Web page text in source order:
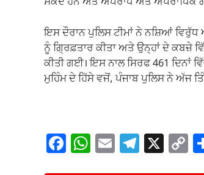
ਇਸ ਦੌਰਾਨ ਪੁਲਿਸ ਟੀਮਾਂ ਨੇ ਨਸ਼ਿਆਂ ਵਿਰੁੱਧ
ਨੂੰ ਗ੍ਰਿਫ਼ਤਾਰ ਕੀਤਾ ਅਤੇ ਉਨ੍ਹਾਂ ਦੇ ਕਬਜ਼ੇ
ਕੀਤੀ ਗਈ। ਇਸ ਨਾਲ ਸਿਰਫ 461 ਦਿਨਾਂ
ਮੁਹਿੰਮ ਦੇ ਹਿੱਸੇ ਵਜੋਂ, ਪੰਜਾਬ ਪੁਲਿਸ ਨੇ ਅੱਜ
F W E T X C